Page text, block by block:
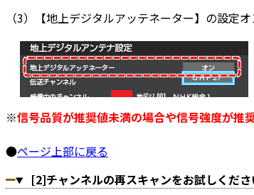
（3）【地上デジタルアッテネーター】の設定
※信号品質が推奨値未満の場合や信号強度が推
●ページ上部に戻る
[2]チャンネルの再スキャンをお試しくださ